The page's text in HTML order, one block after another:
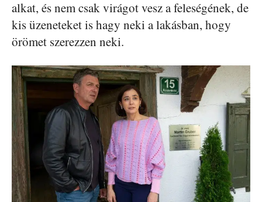
alkat, és nem csak virágot vesz a feleségének, de
kis üzeneteket is hagy neki a lakásban, hogy
örömet szerezzen neki.